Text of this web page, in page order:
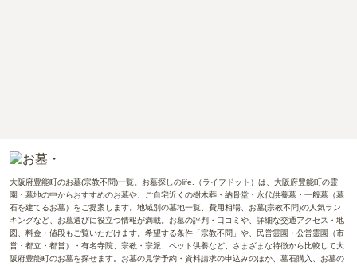
大阪府豊能町のお墓(宗教不問)一覧。お墓探しのlife.（ライフドット）は、大阪府豊能町の霊
園・墓地の中からおすすめのお墓や、ご自宅近くの樹木葬・納骨堂・永代供養墓・一般墓（墓
石を建てるお墓）をご提案します。地域別の墓地一覧、費用相場、お墓(宗教不問)の人気ラン
キングなど、お墓選びに役立つ情報が満載。お墓の評判・口コミや、詳細な交通アクセス・地
図、料金・値段もご覧いただけます。希望する条件「宗教不問」や、民営霊園・公営霊園（市
営・都立・都営）・有名寺院、宗教・宗派、ペット供養など、さまざまな特徴から比較して大
阪府豊能町のお墓を探せます。お墓の見学予約・資料請求の申込みのほか、墓石購入、お墓の